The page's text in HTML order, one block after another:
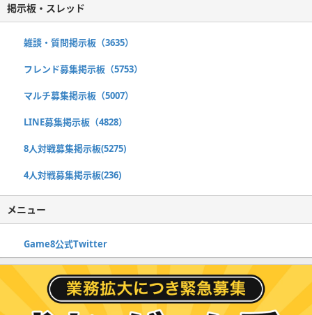
掲示板・スレッド
雑談・質問掲示板（3635）
フレンド募集掲示板（5753）
マルチ募集掲示板（5007）
LINE募集掲示板（4828）
8人対戦募集掲示板(5275)
4人対戦募集掲示板(236)
メニュー
Game8公式Twitter